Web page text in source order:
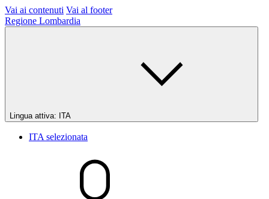
Vai ai contenuti Vai al footer
Regione Lombardia
Lingua attiva: ITA
ITA selezionata